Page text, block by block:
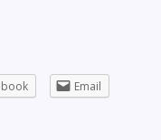
Email